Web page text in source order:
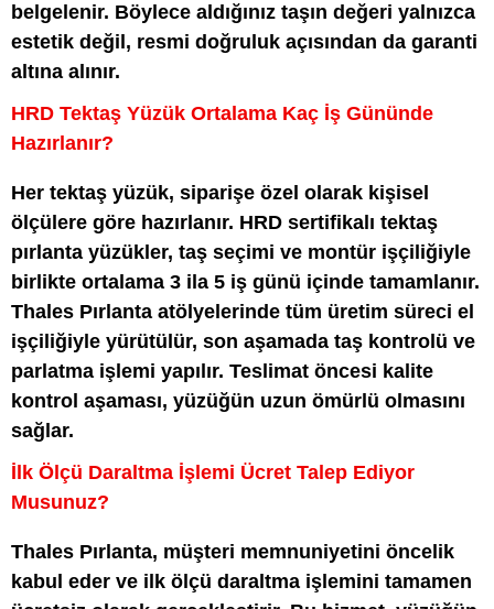
belgelenir. Böylece aldığınız taşın değeri yalnızca
estetik değil, resmi doğruluk açısından da garanti
altına alınır.
HRD Tektaş Yüzük Ortalama Kaç İş Gününde
Hazırlanır?
Her tektaş yüzük, siparişe özel olarak kişisel
ölçülere göre hazırlanır. HRD sertifikalı tektaş
pırlanta yüzükler, taş seçimi ve montür işçiliğiyle
birlikte ortalama 3 ila 5 iş günü içinde tamamlanır.
Thales Pırlanta atölyelerinde tüm üretim süreci el
işçiliğiyle yürütülür, son aşamada taş kontrolü ve
parlatma işlemi yapılır. Teslimat öncesi kalite
kontrol aşaması, yüzüğün uzun ömürlü olmasını
sağlar.
İlk Ölçü Daraltma İşlemi Ücret Talep Ediyor
Musunuz?
Thales Pırlanta, müşteri memnuniyetini öncelik
kabul eder ve ilk ölçü daraltma işlemini tamamen